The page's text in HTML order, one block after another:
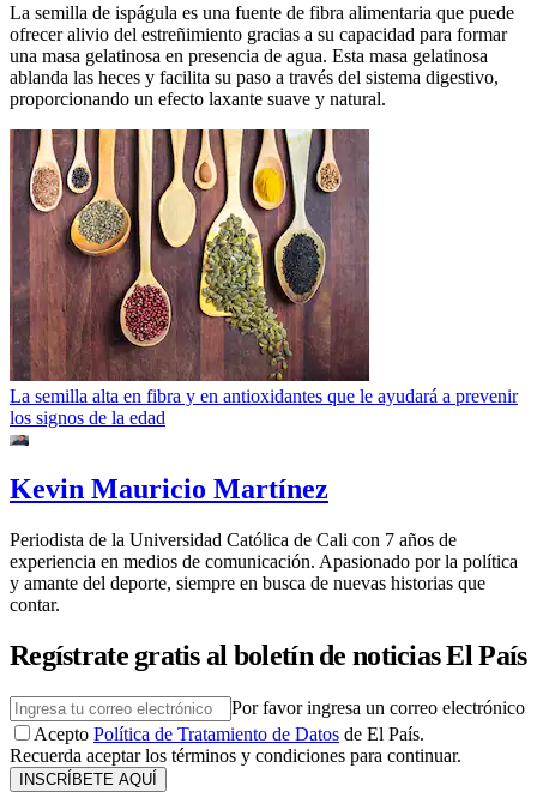
La semilla de ispágula es una fuente de fibra alimentaria que puede
ofrecer alivio del estreñimiento gracias a su capacidad para formar
una masa gelatinosa en presencia de agua. Esta masa gelatinosa
ablanda las heces y facilita su paso a través del sistema digestivo,
proporcionando un efecto laxante suave y natural.
La semilla alta en fibra y en antioxidantes que le ayudará a prevenir
los signos de la edad
Kevin Mauricio Martínez
Periodista de la Universidad Católica de Cali con 7 años de
experiencia en medios de comunicación. Apasionado por la política
y amante del deporte, siempre en busca de nuevas historias que
contar.
Regístrate gratis al boletín de noticias El País
Por favor ingresa un correo electrónico
Acepto Política de Tratamiento de Datos de El País.
Recuerda aceptar los términos y condiciones para continuar.
INSCRÍBETE AQUÍ